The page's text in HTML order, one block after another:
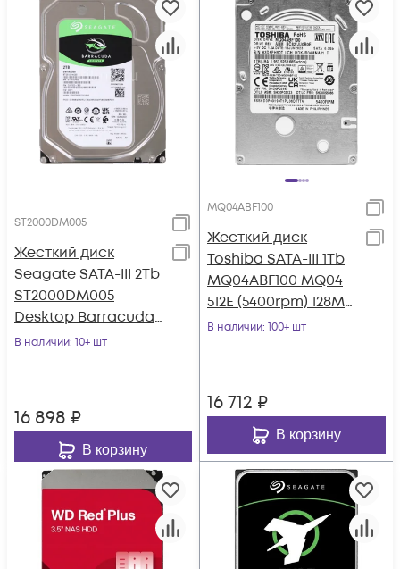
ST2000DM005
Жесткий диск
Seagate SATA-III 2Tb
ST2000DM005
Desktop Barracuda
(5400rpm) 256Mb 3.5"
В наличии: 10+ шт
16 898 ₽
В корзину
MQ04ABF100
Жесткий диск
Toshiba SATA-III 1Tb
MQ04ABF100 MQ04
512E (5400rpm) 128Mb
2.5"
В наличии: 100+ шт
16 712 ₽
В корзину